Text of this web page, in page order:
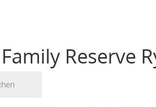
Reserve